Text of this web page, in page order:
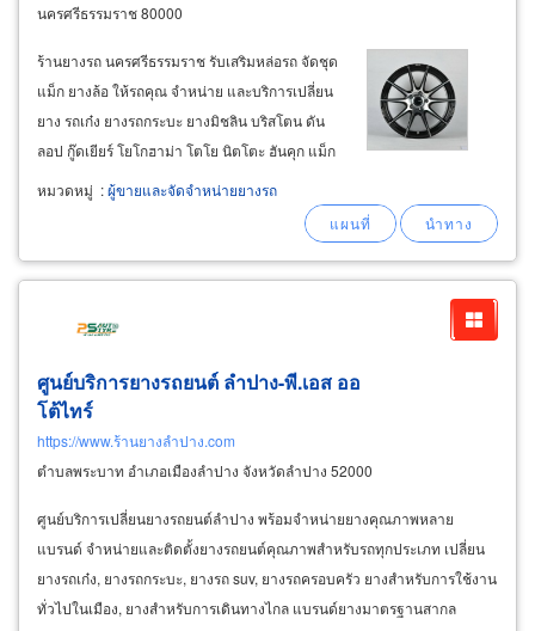
นครศรีธรรมราช 80000
ร้านยางรถ นครศรีธรรมราช รับเสริมหล่อรถ จัดชุด
แม็ก ยางล้อ ให้รถคุณ จำหน่าย และบริการเปลี่ยน
ยาง รถเก๋ง ยางรถกระบะ ยางมิชลิน บริสโตน ดัน
ลอป กู๊ดเยียร์ โยโกฮาม่า โตโย นิตโตะ ฮันคุก แม็ก
ซิส โอตานิ หลิงหลง แอตลาส จีที ยางเลนโซ่ เดย์
tire
หมวดหมู่ :ผู้ขายและจัดจำหน่ายยางรถ
ศูนย์บริการยางรถยนต์ ลำปาง-พี.เอส ออ
โต้ไทร์
https://www.ร้านยางลำปาง.com
ตำบลพระบาท อำเภอเมืองลำปาง จังหวัดลำปาง 52000
ศูนย์บริการเปลี่ยนยางรถยนต์ลำปาง พร้อมจำหน่ายยางคุณภาพหลาย
แบรนด์ จำหน่ายและติดตั้งยางรถยนต์คุณภาพสำหรับรถทุกประเภท เปลี่ยน
ยางรถเก๋ง, ยางรถกระบะ, ยางรถ suv, ยางรถครอบครัว ยางสำหรับการใช้งาน
ทั่วไปในเมือง, ยางสำหรับการเดินทางไกล แบรนด์ยางมาตรฐานสากล